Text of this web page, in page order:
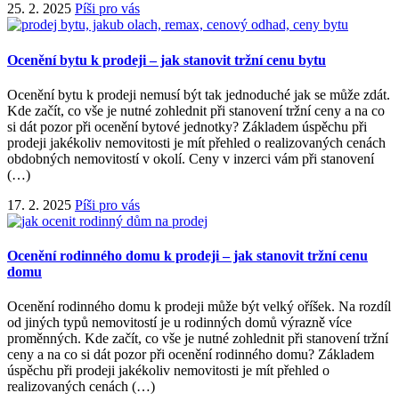
25. 2. 2025 Píši pro vás
Ocenění bytu k prodeji – jak stanovit tržní cenu bytu
Ocenění bytu k prodeji nemusí být tak jednoduché jak se může zdát.
Kde začít, co vše je nutné zohlednit při stanovení tržní ceny a na co
si dát pozor při ocenění bytové jednotky? Základem úspěchu při
prodeji jakékoliv nemovitosti je mít přehled o realizovaných cenách
obdobných nemovitostí v okolí. Ceny v inzerci vám při stanovení
(…)
17. 2. 2025 Píši pro vás
Ocenění rodinného domu k prodeji – jak stanovit tržní cenu
domu
Ocenění rodinného domu k prodeji může být velký oříšek. Na rozdíl
od jiných typů nemovitostí je u rodinných domů výrazně více
proměnných. Kde začít, co vše je nutné zohlednit při stanovení tržní
ceny a na co si dát pozor při ocenění rodinného domu? Základem
úspěchu při prodeji jakékoliv nemovitosti je mít přehled o
realizovaných cenách (…)